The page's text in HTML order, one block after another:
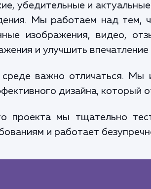
убедительные и
Мы работаем над тем,
изображения, видео,
и улучшить впечатление
среде важно отличаться. Мы
дизайна,
проекта мы тщательно
и работает